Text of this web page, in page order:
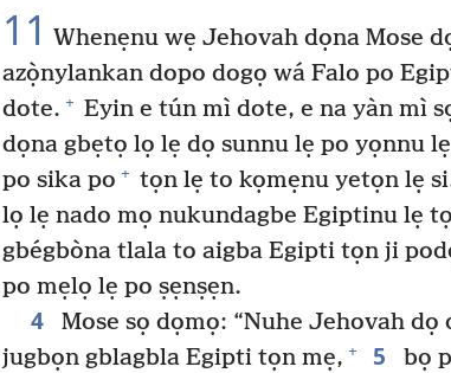
11 Whenẹnu wẹ Jehovah dọna Mose
azọ̀nylankan dopo dogọ wá Falo po
dote. + Eyin e tún mì dote, e na yàn mì
dọna gbẹtọ lọ lẹ dọ sunnu lẹ po yọnnu
po sika po + tọn lẹ to kọmẹnu yetọn lẹ
lọ lẹ nado mọ nukundagbe Egiptinu lẹ
gbégbòna tlala to aigba Egipti tọn ji
po mẹlọ lẹ po ṣẹnṣẹn.
4
Mose sọ dọmọ: “Nuhe Jehovah dọ
jugbọn gblagbla Egipti tọn mẹ, + 5
bọ